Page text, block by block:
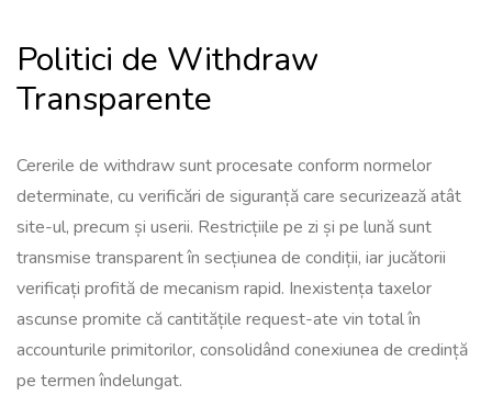
Politici de Withdraw
Transparente
Cererile de withdraw sunt procesate conform normelor
determinate, cu verificări de siguranță care securizează atât
site-ul, precum și userii. Restricțiile pe zi și pe lună sunt
transmise transparent în secțiunea de condiții, iar jucătorii
verificați profită de mecanism rapid. Inexistența taxelor
ascunse promite că cantitățile request-ate vin total în
accounturile primitorilor, consolidând conexiunea de credință
pe termen îndelungat.